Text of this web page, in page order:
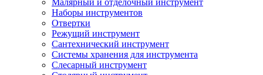
Наборы инструментов
Отвертки
Режущий инструмент
Сантехнический инструмент
Системы хранения для инструмента
Слесарный инструмент